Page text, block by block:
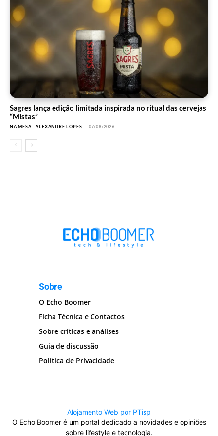
Sagres lança edição limitada inspirada no ritual das cervejas
“Mistas”
NA MESA ALEXANDRE LOPES - 07/08/2026
Sobre
O Echo Boomer
Ficha Técnica e Contactos
Sobre críticas e análises
Guia de discussão
Política de Privacidade
Alojamento Web por PTisp
O Echo Boomer é um portal dedicado a novidades e opiniões
sobre lifestyle e tecnologia.